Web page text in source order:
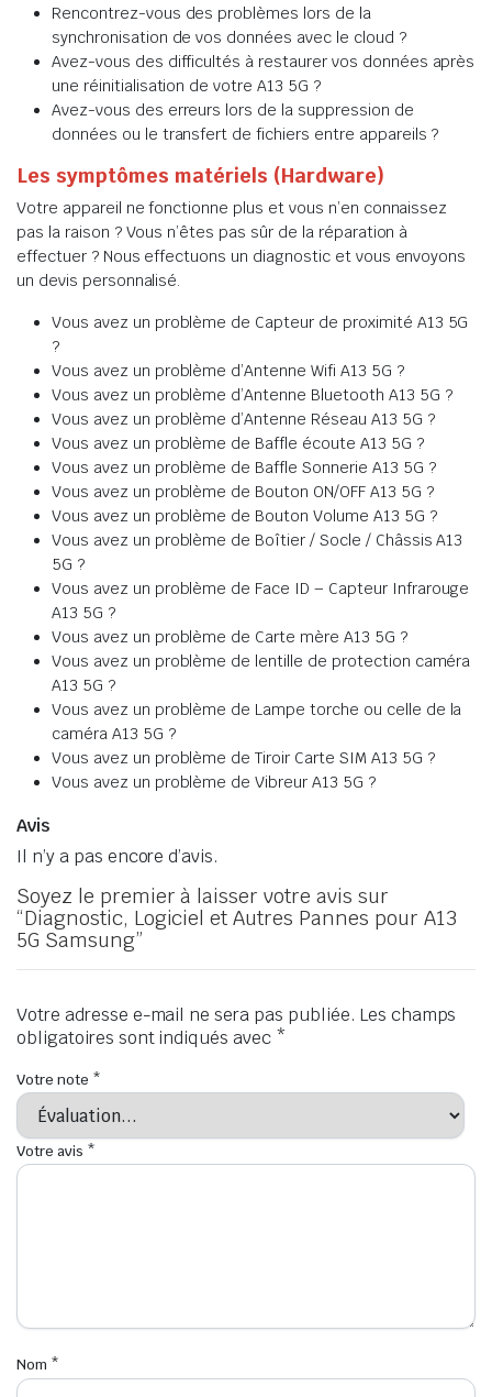
Rencontrez-vous des problèmes lors de la
synchronisation de vos données avec le cloud ?
Avez-vous des difficultés à restaurer vos données après
une réinitialisation de votre A13 5G ?
Avez-vous des erreurs lors de la suppression de
données ou le transfert de fichiers entre appareils ?
Les symptômes matériels (Hardware)
Votre appareil ne fonctionne plus et vous n’en connaissez
pas la raison ? Vous n’êtes pas sûr de la réparation à
effectuer ? Nous effectuons un diagnostic et vous envoyons
un devis personnalisé.
Vous avez un problème de Capteur de proximité A13 5G
?
Vous avez un problème d’Antenne Wifi A13 5G ?
Vous avez un problème d’Antenne Bluetooth A13 5G ?
Vous avez un problème d’Antenne Réseau A13 5G ?
Vous avez un problème de Baffle écoute A13 5G ?
Vous avez un problème de Baffle Sonnerie A13 5G ?
Vous avez un problème de Bouton ON/OFF A13 5G ?
Vous avez un problème de Bouton Volume A13 5G ?
Vous avez un problème de Boîtier / Socle / Châssis A13
5G ?
Vous avez un problème de Face ID – Capteur Infrarouge
A13 5G ?
Vous avez un problème de Carte mère A13 5G ?
Vous avez un problème de lentille de protection caméra
A13 5G ?
Vous avez un problème de Lampe torche ou celle de la
caméra A13 5G ?
Vous avez un problème de Tiroir Carte SIM A13 5G ?
Vous avez un problème de Vibreur A13 5G ?
Avis
Il n’y a pas encore d’avis.
Soyez le premier à laisser votre avis sur
“Diagnostic, Logiciel et Autres Pannes pour A13
5G Samsung”
Votre adresse e-mail ne sera pas publiée. Les champs
obligatoires sont indiqués avec *
Votre note *
Votre avis *
Nom *